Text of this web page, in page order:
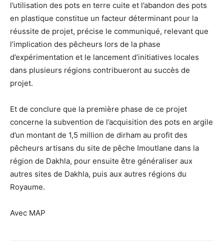
l’utilisation des pots en terre cuite et l’abandon des pots
en plastique constitue un facteur déterminant pour la
réussite de projet, précise le communiqué, relevant que
l’implication des pêcheurs lors de la phase
d’expérimentation et le lancement d’initiatives locales
dans plusieurs régions contribueront au succès de
projet.
Et de conclure que la première phase de ce projet
concerne la subvention de l’acquisition des pots en argile
d’un montant de 1,5 million de dirham au profit des
pêcheurs artisans du site de pêche Imoutlane dans la
région de Dakhla, pour ensuite être généraliser aux
autres sites de Dakhla, puis aux autres régions du
Royaume.
Avec MAP